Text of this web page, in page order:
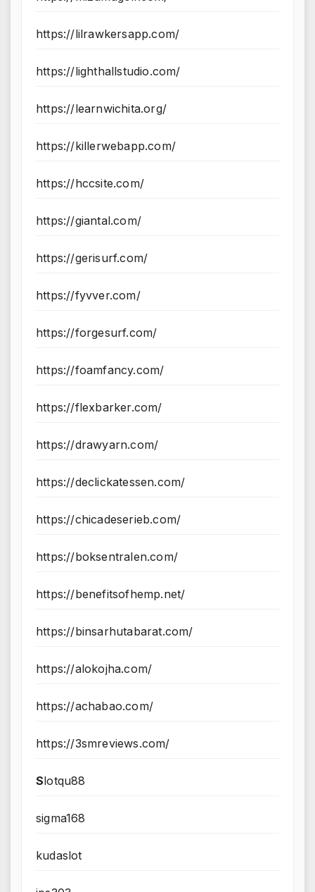
https://lilrawkersapp.com/
https://lighthallstudio.com/
https://learnwichita.org/
https://killerwebapp.com/
https://hccsite.com/
https://giantal.com/
https://gerisurf.com/
https://fyvver.com/
https://forgesurf.com/
https://foamfancy.com/
https://flexbarker.com/
https://drawyarn.com/
https://declickatessen.com/
https://chicadeserieb.com/
https://boksentralen.com/
https://benefitsofhemp.net/
https://binsarhutabarat.com/
https://alokojha.com/
https://achabao.com/
https://3smreviews.com/
Slotqu88
sigma168
kudaslot